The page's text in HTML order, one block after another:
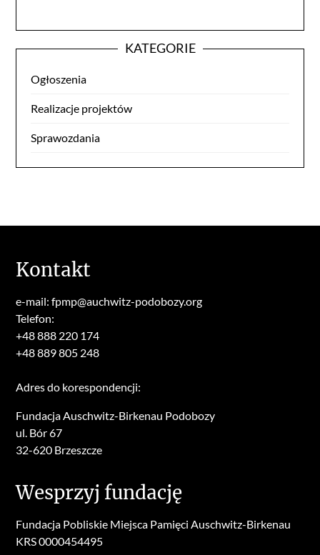
KATEGORIE
Ogłoszenia
Realizacje projektów
Sprawozdania
Kontakt
e-mail: fpmp@auchwitz-podobozy.org
Telefon:
+48 888 220 174
+48 889 805 248
Adres do korespondencji:
Fundacja Auschwitz-Birkenau Podobozy
ul. Bór 67
32-620 Brzeszcze
Wesprzyj fundację
Fundacja Pobliskie Miejsca Pamięci Auschwitz-Birkenau
KRS 0000454495